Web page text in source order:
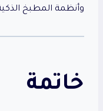
وأنظمة المطبخ
خاتمة